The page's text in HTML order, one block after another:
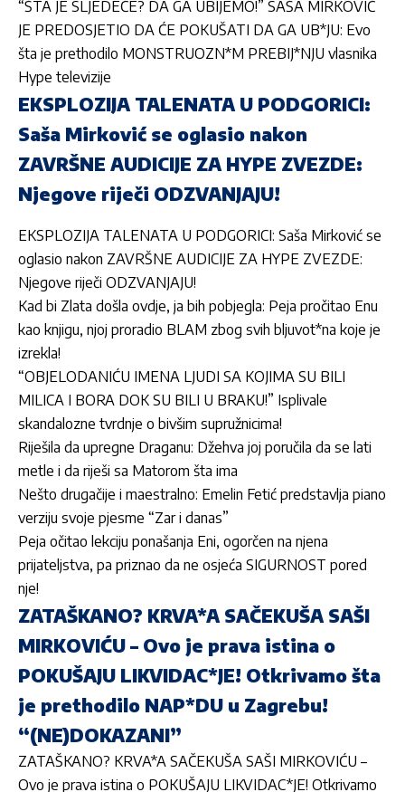
“ŠTA JE SLJEDEĆE? DA GA UBIJEMO!” SAŠA MIRKOVIĆ
JE PREDOSJETIO DA ĆE POKUŠATI DA GA UB*JU: Evo
šta je prethodilo MONSTRUOZN*M PREBIJ*NJU vlasnika
Hype televizije
EKSPLOZIJA TALENATA U PODGORICI:
Saša Mirković se oglasio nakon
ZAVRŠNE AUDICIJE ZA HYPE ZVEZDE:
Njegove riječi ODZVANJAJU!
EKSPLOZIJA TALENATA U PODGORICI: Saša Mirković se
oglasio nakon ZAVRŠNE AUDICIJE ZA HYPE ZVEZDE:
Njegove riječi ODZVANJAJU!
Kad bi Zlata došla ovdje, ja bih pobjegla: Peja pročitao Enu
kao knjigu, njoj proradio BLAM zbog svih bljuvot*na koje je
izrekla!
“OBJELODANIĆU IMENA LJUDI SA KOJIMA SU BILI
MILICA I BORA DOK SU BILI U BRAKU!” Isplivale
skandalozne tvrdnje o bivšim supružnicima!
Riješila da upregne Draganu: Džehva joj poručila da se lati
metle i da riješi sa Matorom šta ima
Nešto drugačije i maestralno: Emelin Fetić predstavlja piano
verziju svoje pjesme “Zar i danas”
Peja očitao lekciju ponašanja Eni, ogorčen na njena
prijateljstva, pa priznao da ne osjeća SIGURNOST pored
nje!
ZATAŠKANO? KRVA*A SAČEKUŠA SAŠI
MIRKOVIĆU – Ovo je prava istina o
POKUŠAJU LIKVIDAC*JE! Otkrivamo šta
je prethodilo NAP*DU u Zagrebu!
“(NE)DOKAZANI”
ZATAŠKANO? KRVA*A SAČEKUŠA SAŠI MIRKOVIĆU –
Ovo je prava istina o POKUŠAJU LIKVIDAC*JE! Otkrivamo